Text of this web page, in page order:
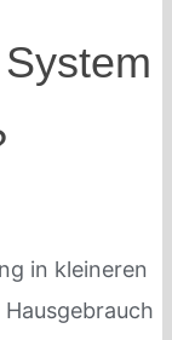
in kleineren